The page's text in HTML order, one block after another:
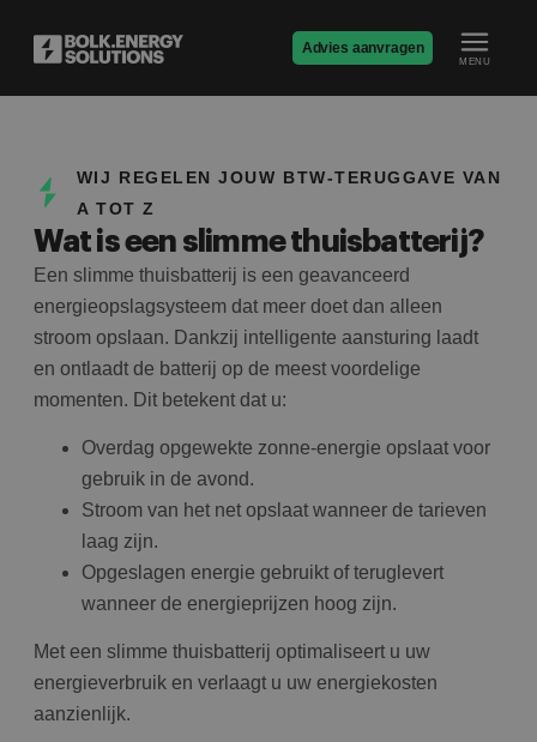
Advies aanvragen
MENU
WIJ REGELEN JOUW BTW-TERUGGAVE VAN
A TOT Z
Wat is een slimme thuisbatterij?
Een slimme thuisbatterij is een geavanceerd
energieopslagsysteem dat meer doet dan alleen
stroom opslaan. Dankzij intelligente aansturing laadt
en ontlaadt de batterij op de meest voordelige
momenten. Dit betekent dat u:
Overdag opgewekte zonne-energie opslaat voor
gebruik in de avond.
Stroom van het net opslaat wanneer de tarieven
laag zijn.
Opgeslagen energie gebruikt of teruglevert
wanneer de energieprijzen hoog zijn.
Met een slimme thuisbatterij optimaliseert u uw
energieverbruik en verlaagt u uw energiekosten
aanzienlijk.